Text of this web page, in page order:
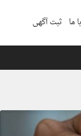
ما ثبت آگهی